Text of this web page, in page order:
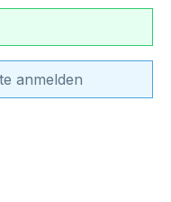
anmelden